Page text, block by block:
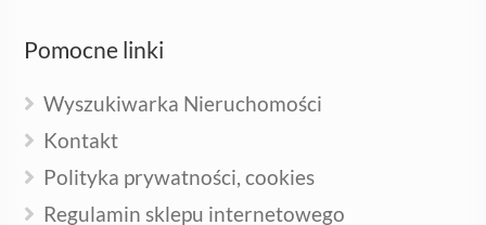
Pomocne linki
Wyszukiwarka Nieruchomości
Kontakt
Polityka prywatności, cookies
Regulamin sklepu internetowego